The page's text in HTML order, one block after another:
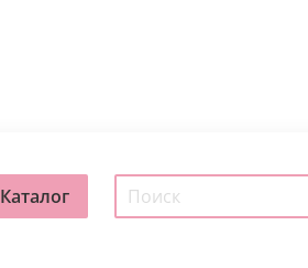
Каталог